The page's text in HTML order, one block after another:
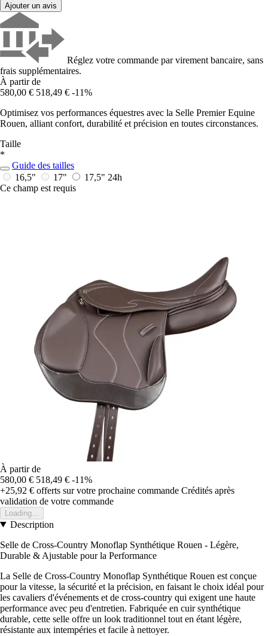
Ajouter un avis
Réglez votre commande par virement bancaire, sans
frais supplémentaires.
À partir de
580,00 € 518,49 € -11%
Optimisez vos performances équestres avec la Selle Premier Equine
Rouen, alliant confort, durabilité et précision en toutes circonstances.
Taille
*
Guide des tailles
16,5"
17" 17,5" 24h
Ce champ est requis
À partir de
580,00 € 518,49 € -11%
+25,92 € offerts sur votre prochaine commande Crédités après
validation de votre commande
Loading...
Description
Selle de Cross-Country Monoflap Synthétique Rouen - Légère,
Durable & Ajustable pour la Performance
La Selle de Cross-Country Monoflap Synthétique Rouen est conçue
pour la vitesse, la sécurité et la précision, en faisant le choix idéal pour
les cavaliers d'événements et de cross-country qui exigent une haute
performance avec peu d'entretien. Fabriquée en cuir synthétique
durable, cette selle offre un look traditionnel tout en étant légère,
résistante aux intempéries et facile à nettoyer.